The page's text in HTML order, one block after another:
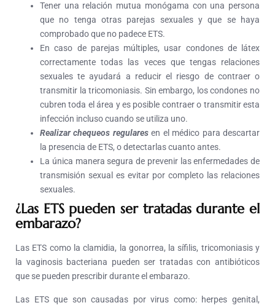
Tener una relación mutua monógama con una persona
que no tenga otras parejas sexuales y que se haya
comprobado que no padece ETS.
En caso de parejas múltiples, usar condones de látex
correctamente todas las veces que tengas relaciones
sexuales te ayudará a reducir el riesgo de contraer o
transmitir la tricomoniasis. Sin embargo, los condones no
cubren toda el área y es posible contraer o transmitir esta
infección incluso cuando se utiliza uno.
Realizar chequeos regularesen el médico para descartar
la presencia de ETS, o detectarlas cuanto antes.
La única manera segura de prevenir las enfermedades de
transmisión sexual es evitar por completo las relaciones
sexuales.
¿Las ETS pueden ser tratadas durante el
embarazo?
Las ETS como la clamidia, la gonorrea, la sífilis, tricomoniasis y
la vaginosis bacteriana pueden ser tratadas con antibióticos
que se pueden prescribir durante el embarazo.
Las ETS que son causadas por virus como: herpes genital,